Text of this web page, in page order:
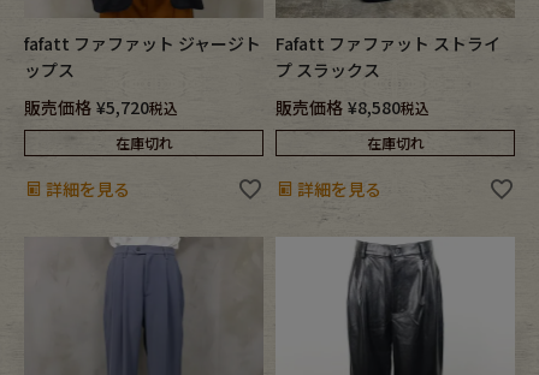
fafatt ファファット ジャージト
ップス
販売価格 ¥5,720税込
在庫切れ
詳細を見る
Fafatt ファファット ストライ
プ スラックス
販売価格 ¥8,580税込
在庫切れ
詳細を見る